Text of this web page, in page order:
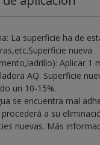
La superficie ha de
nueva
Aplicar 1
AQ. Superficie
un 10-15%.
se encuentra mal
a su
nuevas. Más